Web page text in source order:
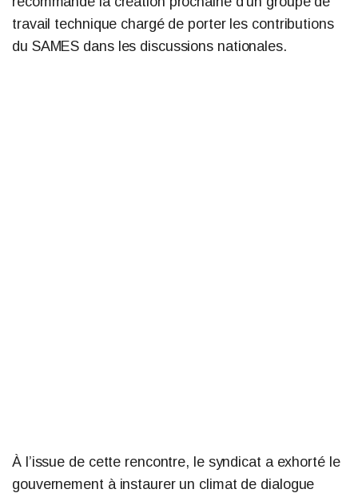
travail technique chargé de porter les contributions
du SAMES dans les discussions nationales.
À l’issue de cette rencontre, le syndicat a exhorté le
gouvernement à instaurer un climat de dialogue